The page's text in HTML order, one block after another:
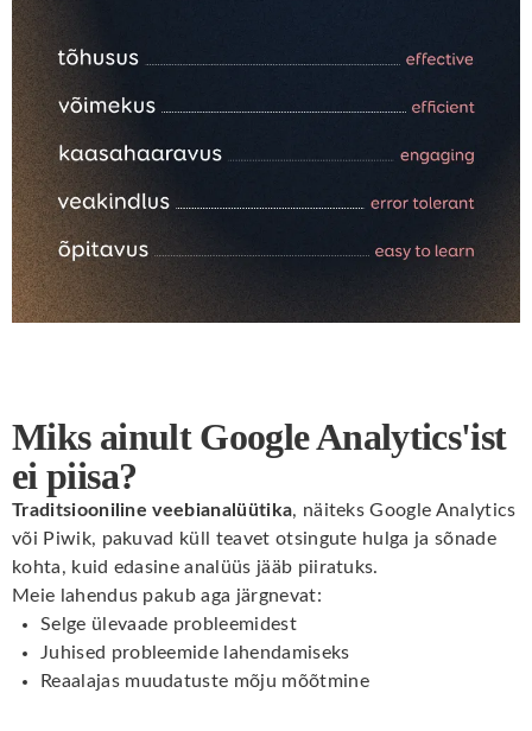
Miks ainult Google Analytics'ist
ei piisa?
Traditsiooniline veebianalüütika, näiteks Google Analytics
või Piwik, pakuvad küll teavet otsingute hulga ja sõnade
kohta, kuid edasine analüüs jääb piiratuks.
Meie lahendus pakub aga järgnevat:
Selge ülevaade probleemidest
Juhised probleemide lahendamiseks
Reaalajas muudatuste mõju mõõtmine